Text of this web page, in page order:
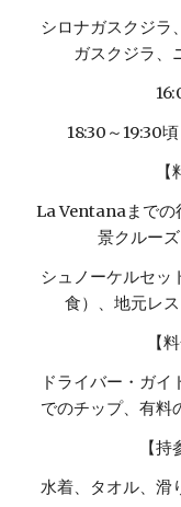
シロナガスクジラ
ガスクジラ、
18:30～19:30
La Ventanaまでの
景クルー
シュノーケルセッ
食）、地元レ
【
ドライバー・ガ
でのチップ、有料
【
水着、タオル、滑